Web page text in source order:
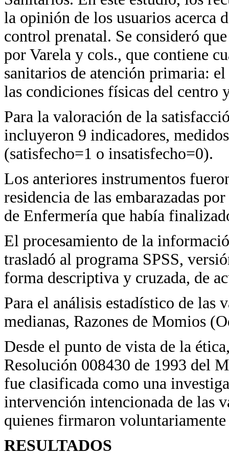
la opinión de los usuarios acerca
control prenatal. Se consideró
por Varela y cols., que contiene
sanitarios de atención primaria:
las condiciones físicas del centro
Para la valoración de la
incluyeron 9 indicadores,
(satisfecho=1 o insatisfecho=0).
Los anteriores instrumentos
residencia de las embarazadas
de Enfermería que había
El procesamiento de la
trasladó al programa SPSS,
forma descriptiva y cruzada, de
Para el análisis estadístico de las
medianas, Razones de Momios
Desde el punto de vista de la
Resolución 008430 de 1993 del
fue clasificada como una
intervención intencionada de las
quienes firmaron
RESULTADOS